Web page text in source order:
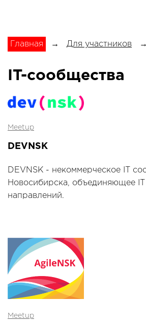
Главная → Для участников →
IT-сообщества
Meetup
DEVNSK
DEVNSK - некоммерческое IT
Новосибирска, объединяющее
направлений.
Meetup